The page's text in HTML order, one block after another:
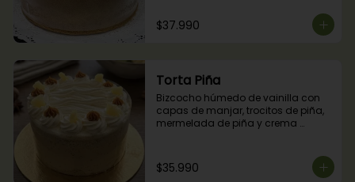
$37.990
Torta Piña
Bizcocho húmedo de vainilla con
capas de manjar, trocitos de piña,
mermelada de piña y crema
$35.990